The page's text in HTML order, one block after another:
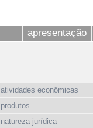
apresentação
atividades econômicas
produtos
natureza jurídica